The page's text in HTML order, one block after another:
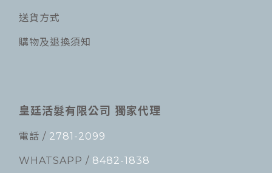
送貨方式
購物及退換須知
皇廷活髮有限公司 獨家代理
電話 / 2781-2099
WHATSAPP / 8482-1838